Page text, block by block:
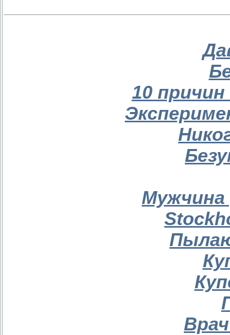
10
Мужчина